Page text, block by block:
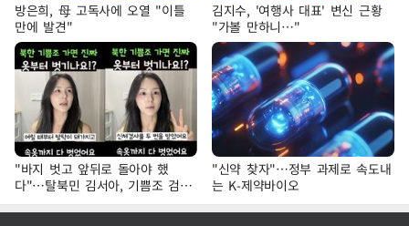
방은희, 母 고독사에 오열 "이틀
만에 발견"
김지수, '여행사 대표' 변신 근황
"가볼 만하니…"
"바지 벗고 앞뒤로 돌아야 했
다"…탈북민 김서아, 기쁨조 검사
수치심 회상
"신약 찾자"…정부 과제로 속도내
는 K-제약바이오